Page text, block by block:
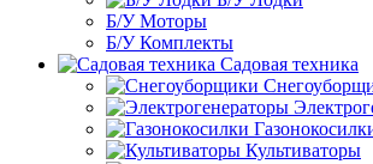
Б/У Моторы
Б/У Комплекты
Садовая техника
Культиваторы